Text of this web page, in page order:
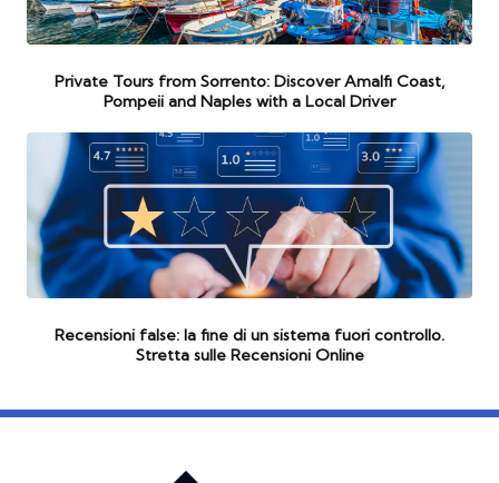
Private Tours from Sorrento: Discover Amalfi Coast,
Pompeii and Naples with a Local Driver
Recensioni false: la fine di un sistema fuori controllo.
Stretta sulle Recensioni Online